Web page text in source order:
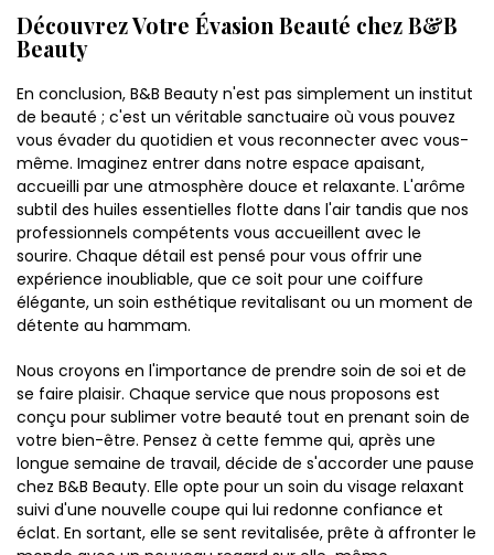
Découvrez Votre Évasion Beauté chez B&B
Beauty
En conclusion, B&B Beauty n'est pas simplement un institut
de beauté ; c'est un véritable sanctuaire où vous pouvez
vous évader du quotidien et vous reconnecter avec vous-
même. Imaginez entrer dans notre espace apaisant,
accueilli par une atmosphère douce et relaxante. L'arôme
subtil des huiles essentielles flotte dans l'air tandis que nos
professionnels compétents vous accueillent avec le
sourire. Chaque détail est pensé pour vous offrir une
expérience inoubliable, que ce soit pour une coiffure
élégante, un soin esthétique revitalisant ou un moment de
détente au hammam.
Nous croyons en l'importance de prendre soin de soi et de
se faire plaisir. Chaque service que nous proposons est
conçu pour sublimer votre beauté tout en prenant soin de
votre bien-être. Pensez à cette femme qui, après une
longue semaine de travail, décide de s'accorder une pause
chez B&B Beauty. Elle opte pour un soin du visage relaxant
suivi d'une nouvelle coupe qui lui redonne confiance et
éclat. En sortant, elle se sent revitalisée, prête à affronter le